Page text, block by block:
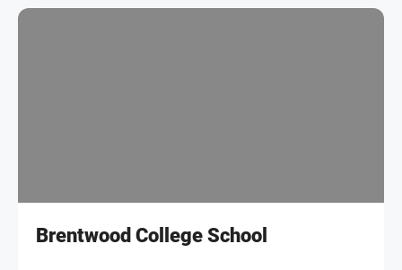
Brentwood College School